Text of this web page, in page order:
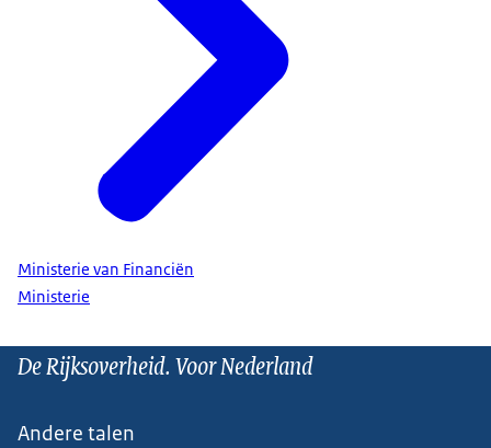
Ministerie van Financiën
Ministerie
De Rijksoverheid. Voor Nederland
Andere talen